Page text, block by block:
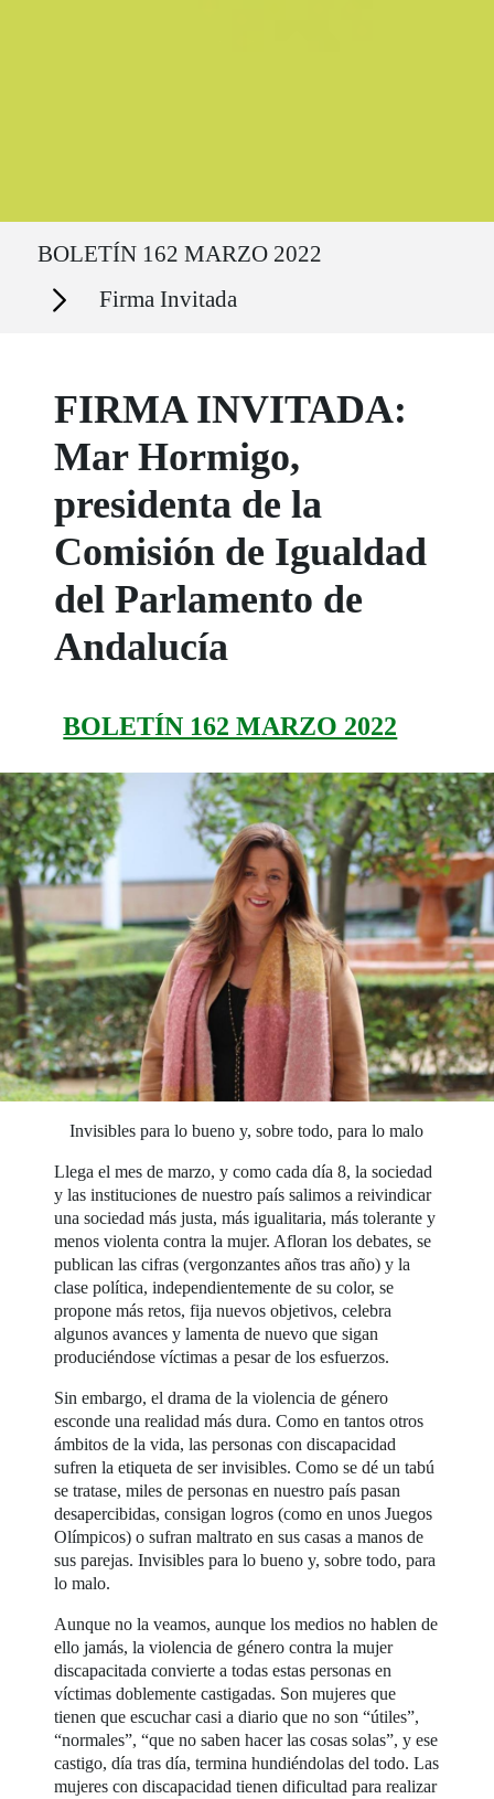
BOLETÍN 162 MARZO 2022
Secciones Firma Invitada
FIRMA INVITADA:
Mar Hormigo,
presidenta de la
Comisión de Igualdad
del Parlamento de
Andalucía
BOLETÍN 162 MARZO 2022
Invisibles para lo bueno y, sobre todo, para lo malo
Llega el mes de marzo, y como cada día 8, la sociedad
y las instituciones de nuestro país salimos a reivindicar
una sociedad más justa, más igualitaria, más tolerante y
menos violenta contra la mujer. Afloran los debates, se
publican las cifras (vergonzantes años tras año) y la
clase política, independientemente de su color, se
propone más retos, fija nuevos objetivos, celebra
algunos avances y lamenta de nuevo que sigan
produciéndose víctimas a pesar de los esfuerzos.
Sin embargo, el drama de la violencia de género
esconde una realidad más dura. Como en tantos otros
ámbitos de la vida, las personas con discapacidad
sufren la etiqueta de ser invisibles. Como se dé un tabú
se tratase, miles de personas en nuestro país pasan
desapercibidas, consigan logros (como en unos Juegos
Olímpicos) o sufran maltrato en sus casas a manos de
sus parejas. Invisibles para lo bueno y, sobre todo, para
lo malo.
Aunque no la veamos, aunque los medios no hablen de
ello jamás, la violencia de género contra la mujer
discapacitada convierte a todas estas personas en
víctimas doblemente castigadas. Son mujeres que
tienen que escuchar casi a diario que no son “útiles”,
“normales”, “que no saben hacer las cosas solas”, y ese
castigo, día tras día, termina hundiéndolas del todo. Las
mujeres con discapacidad tienen dificultad para realizar